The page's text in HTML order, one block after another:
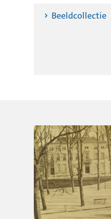
Beeldcollectie